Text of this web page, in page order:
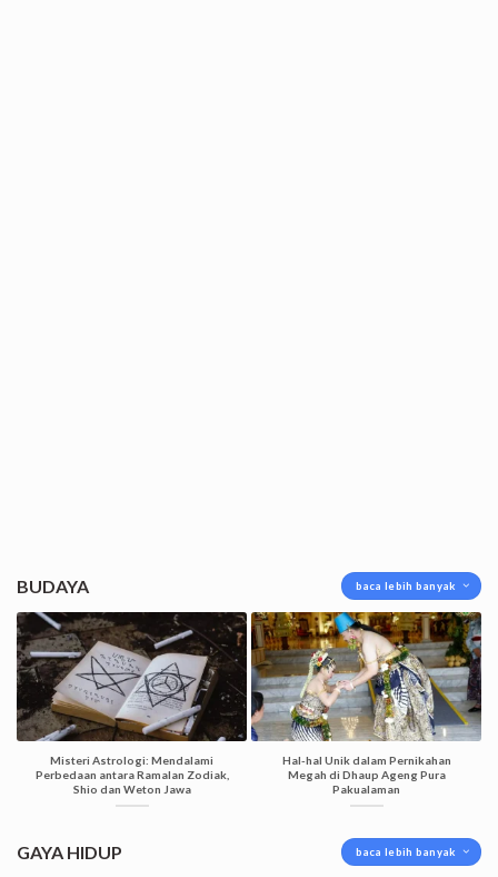
BUDAYA baca lebih banyak
Misteri Astrologi: Mendalami
Perbedaan antara Ramalan Zodiak,
Shio dan Weton Jawa
Hal-hal Unik dalam Pernikahan
Megah di Dhaup Ageng Pura
Pakualaman
GAYA HIDUP baca lebih banyak